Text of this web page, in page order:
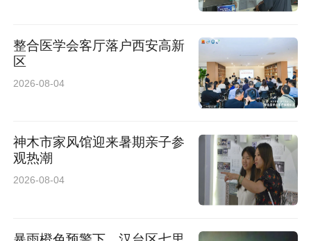
整合医学会客厅落户西安高新
区
2026-08-04
神木市家风馆迎来暑期亲子参
观热潮
2026-08-04